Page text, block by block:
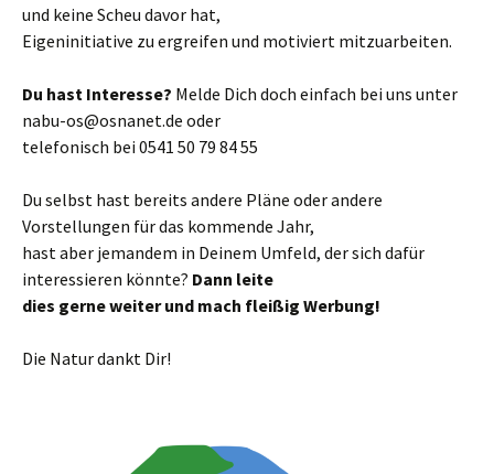
und keine Scheu davor hat,
Eigeninitiative zu ergreifen und motiviert mitzuarbeiten.
Du hast Interesse? Melde Dich doch einfach bei uns unter
nabu-os@osnanet.de oder
telefonisch bei 0541 50 79 84 55
Du selbst hast bereits andere Pläne oder andere
Vorstellungen für das kommende Jahr,
hast aber jemandem in Deinem Umfeld, der sich dafür
interessieren könnte? Dann leite
dies gerne weiter und mach fleißig Werbung!
Die Natur dankt Dir!